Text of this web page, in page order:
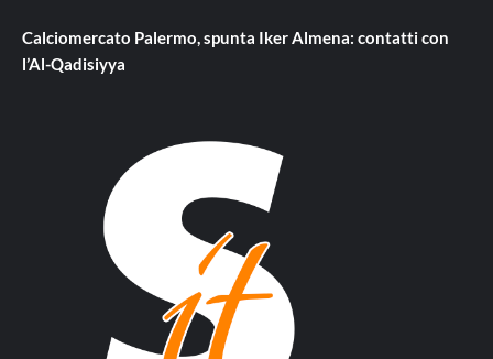
Calciomercato Palermo, spunta Iker Almena: contatti con
l’Al-Qadisiyya